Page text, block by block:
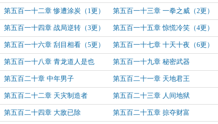
第五百一十二章 惨遭涂炭（1更） 第五百一十三章 一拳之威（2更）
第五百一十四章 战局逆转（3更） 第五百一十五章 惊慌冷笑（4更）
第五百一十六章 刮目相看（5更） 第五百一十七章 十天十夜（6更）
第五百一十八章 青龙道人是也 第五百一十九章 秘密武器
第五百二十章 中年男子 第五百二十一章 天地君王
第五百二十二章 天灾制造者 第五百二十三章 人间地狱
第五百二十四章 大敌已除 第五百二十五章 掠夺财富